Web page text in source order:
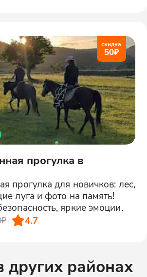
скидка
50₽
прогулка в
прогулка для новичков: лес,
луга и фото на память!
яркие эмоции.
4.7
других районах